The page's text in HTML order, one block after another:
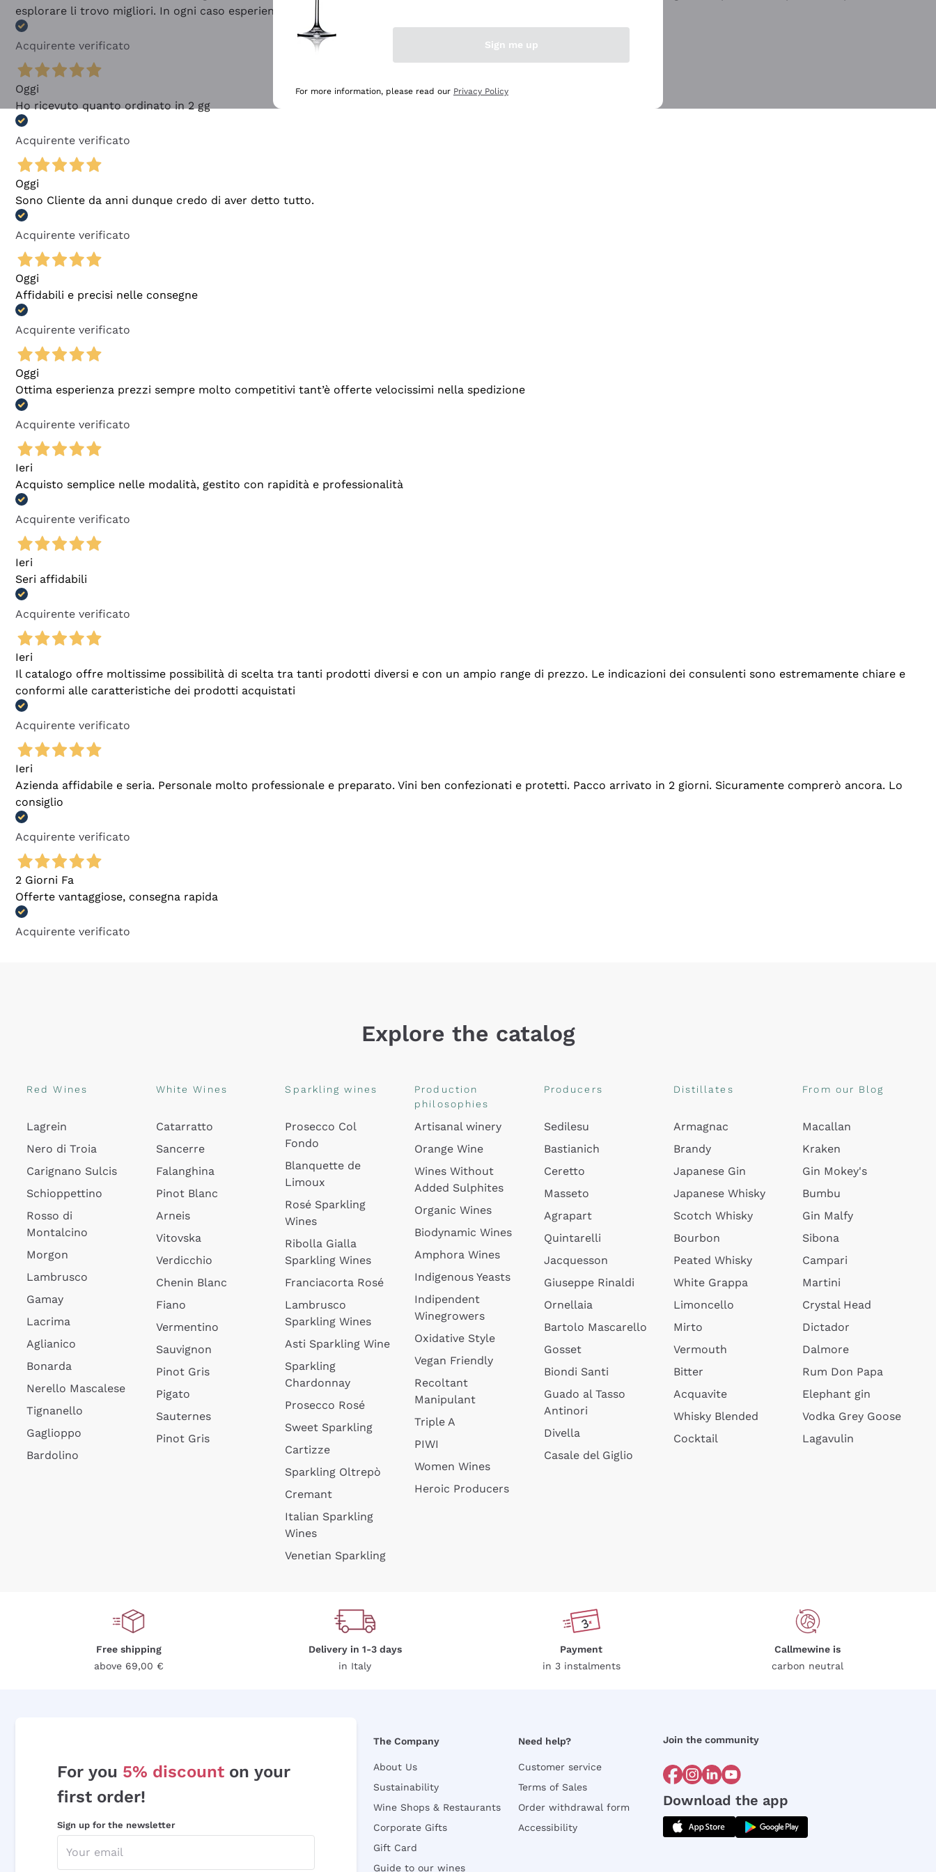
esplorare li trovo migliori. In ogni caso esperienza buona e lo consiglio! 👍
Acquirente verificato
Oggi
Ho ricevuto quanto ordinato in 2 gg
Acquirente verificato
Oggi
Sono Cliente da anni dunque credo di aver detto tutto.
Acquirente verificato
Oggi
Affidabili e precisi nelle consegne
Acquirente verificato
Oggi
Ottima esperienza prezzi sempre molto competitivi tant’è offerte velocissimi nella spedizione
Acquirente verificato
Ieri
Acquisto semplice nelle modalità, gestito con rapidità e professionalità
Acquirente verificato
Ieri
Seri affidabili
Acquirente verificato
Ieri
Il catalogo offre moltissime possibilità di scelta tra tanti prodotti diversi e con un ampio range di prezzo. Le indicazioni dei consulenti sono estremamente chiare e
conformi alle caratteristiche dei prodotti acquistati
Acquirente verificato
Ieri
Azienda affidabile e seria. Personale molto professionale e preparato. Vini ben confezionati e protetti. Pacco arrivato in 2 giorni. Sicuramente comprerò ancora. Lo
consiglio
Acquirente verificato
2 Giorni Fa
Offerte vantaggiose, consegna rapida
Acquirente verificato
Explore the catalog
Red Wines
Lagrein
Nero di Troia
Carignano Sulcis
Schioppettino
Rosso di
Montalcino
Morgon
Lambrusco
Gamay
Lacrima
Aglianico
Bonarda
Nerello Mascalese
Tignanello
Gaglioppo
Bardolino
White Wines
Catarratto
Sancerre
Falanghina
Pinot Blanc
Arneis
Vitovska
Verdicchio
Chenin Blanc
Fiano
Vermentino
Sauvignon
Pinot Gris
Pigato
Sauternes
Pinot Gris
Sparkling wines
Prosecco Col
Fondo
Blanquette de
Limoux
Rosé Sparkling
Wines
Ribolla Gialla
Sparkling Wines
Franciacorta Rosé
Lambrusco
Sparkling Wines
Asti Sparkling Wine
Sparkling
Chardonnay
Prosecco Rosé
Sweet Sparkling
Cartizze
Sparkling Oltrepò
Cremant
Italian Sparkling
Wines
Venetian Sparkling
Production
philosophies
Artisanal winery
Orange Wine
Wines Without
Added Sulphites
Organic Wines
Biodynamic Wines
Amphora Wines
Indigenous Yeasts
Indipendent
Winegrowers
Oxidative Style
Vegan Friendly
Recoltant
Manipulant
Triple A
PIWI
Women Wines
Heroic Producers
Producers
Sedilesu
Bastianich
Ceretto
Masseto
Agrapart
Quintarelli
Jacquesson
Giuseppe Rinaldi
Ornellaia
Bartolo Mascarello
Gosset
Biondi Santi
Guado al Tasso
Antinori
Divella
Casale del Giglio
Distillates
Armagnac
Brandy
Japanese Gin
Japanese Whisky
Scotch Whisky
Bourbon
Peated Whisky
White Grappa
Limoncello
Mirto
Vermouth
Bitter
Acquavite
Whisky Blended
Cocktail
From our Blog
Macallan
Kraken
Gin Mokey's
Bumbu
Gin Malfy
Sibona
Campari
Martini
Crystal Head
Dictador
Dalmore
Rum Don Papa
Elephant gin
Vodka Grey Goose
Lagavulin
Free shipping
above 69,00 €
Delivery in 1-3 days
in Italy
Payment
in 3 instalments
Callmewine is
carbon neutral
For you 5% discount on your
first order!
Sign up for the newsletter
The Company
About Us
Sustainability
Wine Shops & Restaurants
Corporate Gifts
Gift Card
Guide to our wines
Need help?
Customer service
Terms of Sales
Order withdrawal form
Accessibility
Join the community
Download the app
Sign me up
For more information, please read our Privacy Policy